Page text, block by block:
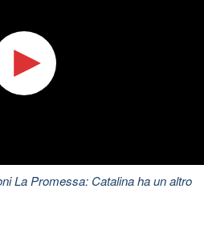
La Promessa: Catalina ha un altro